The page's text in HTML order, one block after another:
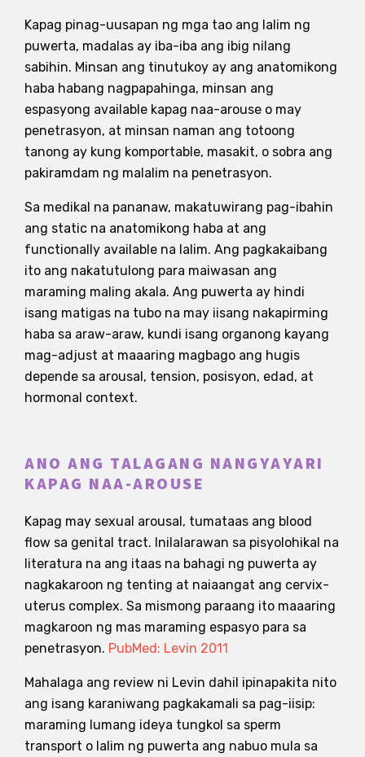
Kapag pinag-uusapan ng mga tao ang lalim ng
puwerta, madalas ay iba-iba ang ibig nilang
sabihin. Minsan ang tinutukoy ay ang anatomikong
haba habang nagpapahinga, minsan ang
espasyong available kapag naa-arouse o may
penetrasyon, at minsan naman ang totoong
tanong ay kung komportable, masakit, o sobra ang
pakiramdam ng malalim na penetrasyon.
Sa medikal na pananaw, makatuwirang pag-ibahin
ang static na anatomikong haba at ang
functionally available na lalim. Ang pagkakaibang
ito ang nakatutulong para maiwasan ang
maraming maling akala. Ang puwerta ay hindi
isang matigas na tubo na may iisang nakapirming
haba sa araw-araw, kundi isang organong kayang
mag-adjust at maaaring magbago ang hugis
depende sa arousal, tension, posisyon, edad, at
hormonal context.
ANO ANG TALAGANG NANGYAYARI
KAPAG NAA-AROUSE
Kapag may sexual arousal, tumataas ang blood
flow sa genital tract. Inilalarawan sa pisyolohikal na
literatura na ang itaas na bahagi ng puwerta ay
nagkakaroon ng tenting at naiaangat ang cervix-
uterus complex. Sa mismong paraang ito maaaring
magkaroon ng mas maraming espasyo para sa
penetrasyon. PubMed: Levin 2011
Mahalaga ang review ni Levin dahil ipinapakita nito
ang isang karaniwang pagkakamali sa pag-iisip:
maraming lumang ideya tungkol sa sperm
transport o lalim ng puwerta ang nabuo mula sa